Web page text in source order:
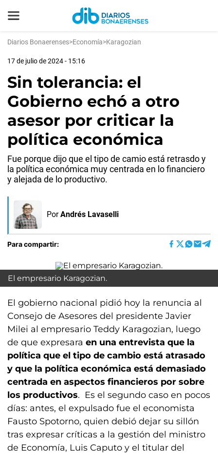
Diarios Bonaerenses>Economía>Karagozian
17 de julio de 2024 - 15:16
Sin tolerancia: el
Gobierno echó a otro
asesor por criticar la
política económica
Fue porque dijo que el tipo de camio está retrasdo y
la política económica muy centrada en lo financiero
y alejada de lo productivo.
Por Andrés Lavaselli
Para compartir:
El empresario Karagozian.
El gobierno nacional pidió hoy la renuncia al
Consejo de Asesores del presidente Javier
Milei al empresario Teddy Karagozian, luego
de que expresara en una entrevista que la
política que el tipo de cambio está atrasado
y que la política económica está demasiado
centrada en aspectos financieros por sobre
los productivos. Es el segundo caso en pocos
días: antes, el expulsado fue el economista
Fausto Spotorno, quien debió dejar su sillón
tras expresar críticas a la gestión del ministro
de Economía, Luis Caputo y el titular del